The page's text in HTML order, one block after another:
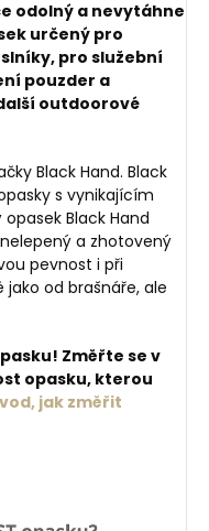
odolný a nevytáhne
určený pro
pro služební
pouzder a
outdoorové
Black Hand. Black
s vynikajícím
Black Hand
a zhotovený
pevnost i při
od brašnáře, ale
Změřte se v
opasku, kterou
jak změřit